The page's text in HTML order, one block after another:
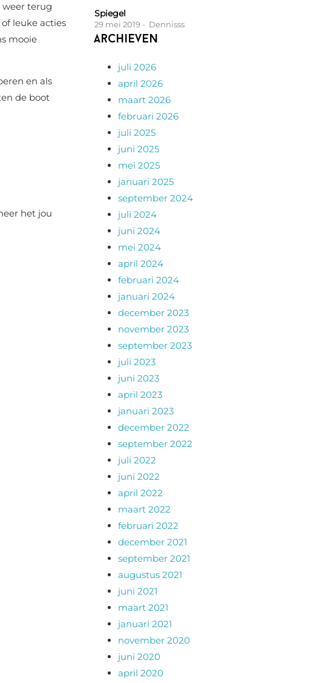
weer terug
leuke acties
mooie
en als
de boot
het jou
Spiegel
29 mei 2019 - Dennisss
Archieven
juli 2026
april 2026
maart 2026
februari 2026
juli 2025
juni 2025
mei 2025
januari 2025
september 2024
juli 2024
juni 2024
mei 2024
april 2024
februari 2024
januari 2024
december 2023
november 2023
september 2023
juli 2023
juni 2023
april 2023
januari 2023
december 2022
september 2022
juli 2022
juni 2022
april 2022
maart 2022
februari 2022
december 2021
september 2021
augustus 2021
juni 2021
maart 2021
januari 2021
november 2020
juni 2020
april 2020